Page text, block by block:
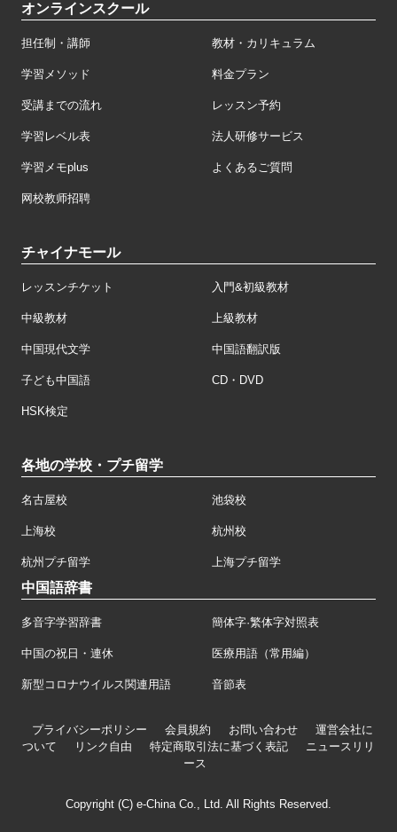
オンラインスクール
担任制・講師 教材・カリキュラム
学習メソッド 料金プラン
受講までの流れ レッスン予約
学習レベル表 法人研修サービス
学習メモplus よくあるご質問
网校教师招聘
チャイナモール
レッスンチケット 入門&初級教材
中級教材 上級教材
中国現代文学 中国語翻訳版
子ども中国語 CD・DVD
HSK検定
各地の学校・プチ留学
名古屋校 池袋校
上海校 杭州校
杭州プチ留学 上海プチ留学
中国語辞書
多音字学習辞書 簡体字·繁体字対照表
中国の祝日・連休 医療用語（常用編）
新型コロナウイルス関連用語 音節表
プライバシーポリシー 会員規約 お問い合わせ
運営会社に
ついて
リンク自由 特定商取引法に基づく表記
ニュースリリ
ース
Copyright (C) e-China Co., Ltd. All Rights Reserved.